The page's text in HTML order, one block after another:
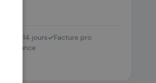
Retour 14 jours
Facture pro
SAV France